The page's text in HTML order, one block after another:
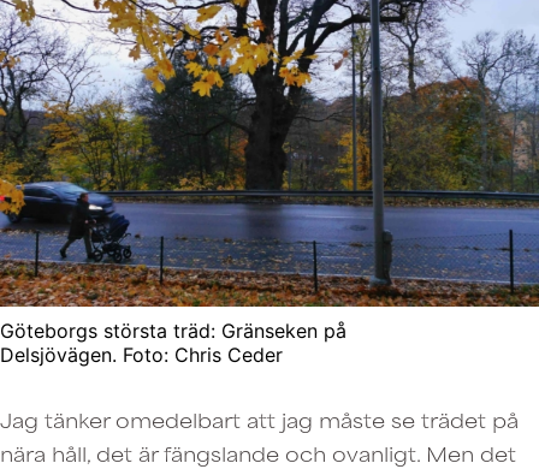
Göteborgs största träd: Gränseken på
Delsjövägen. Foto: Chris Ceder
Jag tänker omedelbart att jag måste se trädet på
nära håll, det är fängslande och ovanligt. Men det